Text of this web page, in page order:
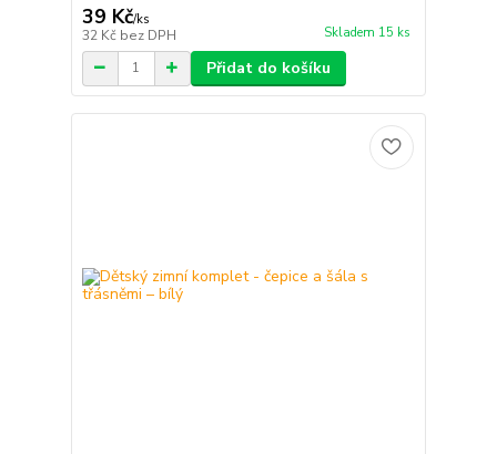
39 Kč/ks
32 Kč bez DPH Skladem 15 ks
Přidat do košíku